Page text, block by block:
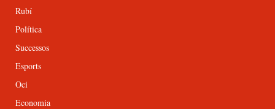
Rubí
Política
Successos
Esports
Oci
Economia